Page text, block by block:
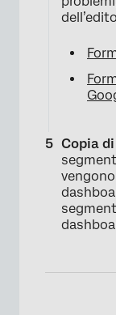
Copia